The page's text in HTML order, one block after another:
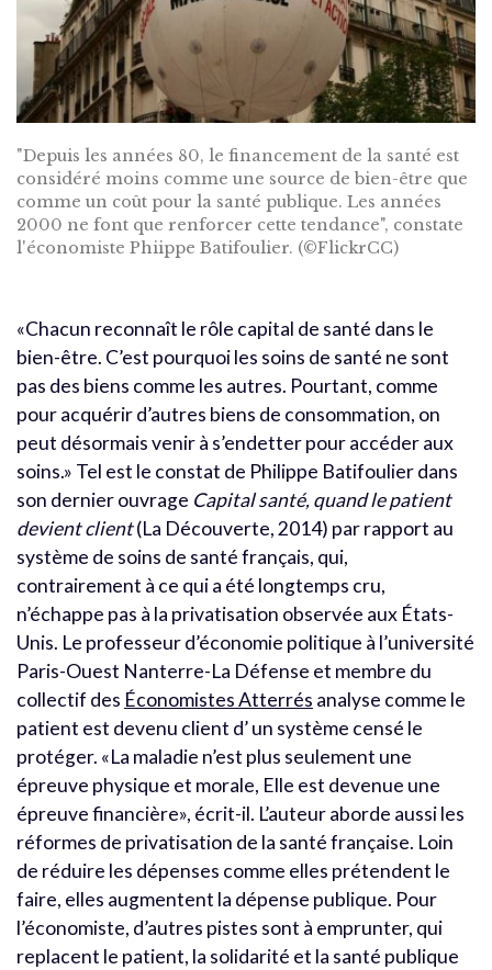
"Depuis les années 80, le financement de la santé est
considéré moins comme une source de bien-être que
comme un coût pour la santé publique. Les années
2000 ne font que renforcer cette tendance", constate
l'économiste Phiippe Batifoulier. (©FlickrCC)
«Chacun reconnaît le rôle capital de santé dans le
bien-être. C’est pourquoi les soins de santé ne sont
pas des biens comme les autres. Pourtant, comme
pour acquérir d’autres biens de consommation, on
peut désormais venir à s’endetter pour accéder aux
soins.» Tel est le constat de Philippe Batifoulier dans
son dernier ouvrage Capital santé, quand le patient
devient client(La Découverte, 2014) par rapport au
système de soins de santé français, qui,
contrairement à ce qui a été longtemps cru,
n’échappe pas à la privatisation observée aux États-
Unis. Le professeur d’économie politique à l’université
Paris-Ouest Nanterre-La Défense et membre du
collectif des Économistes Atterrés analyse comme le
patient est devenu client d’ un système censé le
protéger. «La maladie n’est plus seulement une
épreuve physique et morale, Elle est devenue une
épreuve financière», écrit-il. L’auteur aborde aussi les
réformes de privatisation de la santé française. Loin
de réduire les dépenses comme elles prétendent le
faire, elles augmentent la dépense publique. Pour
l’économiste, d’autres pistes sont à emprunter, qui
replacent le patient, la solidarité et la santé publique